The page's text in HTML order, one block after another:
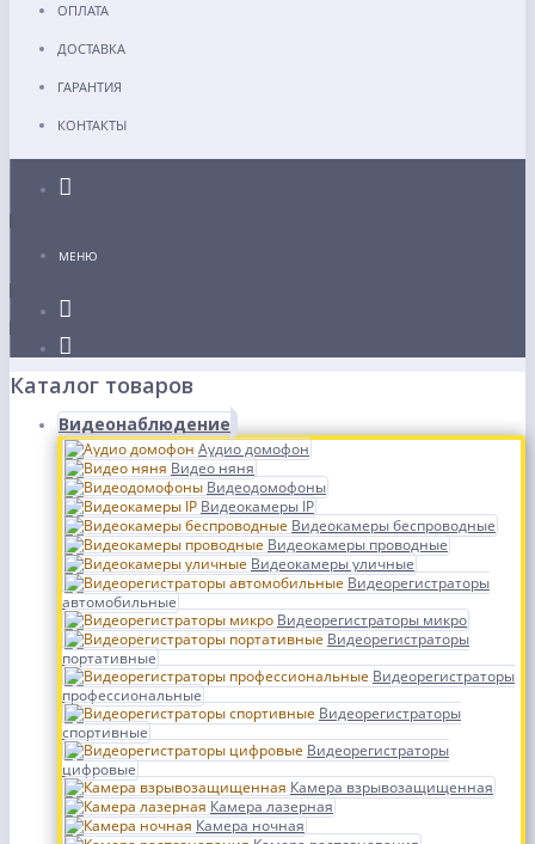
ОПЛАТА
ДОСТАВКА
ГАРАНТИЯ
КОНТАКТЫ
МЕНЮ
Каталог товаров
Видеонаблюдение
Аудио домофон
Видео няня
Видеодомофоны
Видеокамеры IP
Видеокамеры беспроводные
Видеокамеры проводные
Видеокамеры уличные
Видеорегистраторы
автомобильные
Видеорегистраторы микро
Видеорегистраторы
портативные
Видеорегистраторы
профессиональные
Видеорегистраторы
спортивные
Видеорегистраторы
цифровые
Камера взрывозащищенная
Камера лазерная
Камера ночная